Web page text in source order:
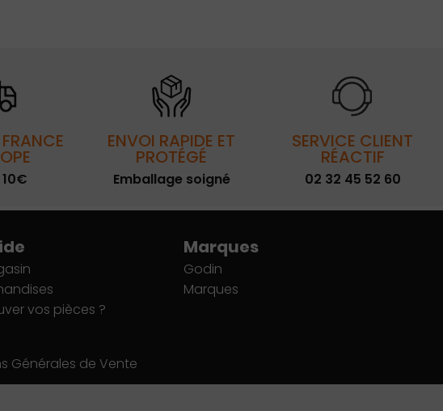
ENVOI RAPIDE ET
PROTÉGÉ
Emballage soigné
SERVICE CLIENT
RÉACTIF
02 32 45 52 60
vos pièces ?
Marques
Godin
Marques
Générales de Vente